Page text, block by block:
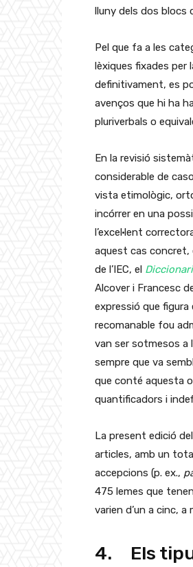
lluny dels dos blocs
Pel que fa a les
lèxiques fixades per
definitivament, es
avenços que hi ha
pluriverbals o
En la revisió
considerable de
vista etimològic,
incórrer en una
l’excel·lent
aquest cas concret,
de l’IEC, el
Alcover i Francesc
expressió que figura
recomanable fou
van ser sotmesos a
sempre que va
que conté aquesta
quantificadors i
La present edició
articles, amb un
accepcions (p. ex.,
475 lemes que
varien d’un a cinc, a
4. Els